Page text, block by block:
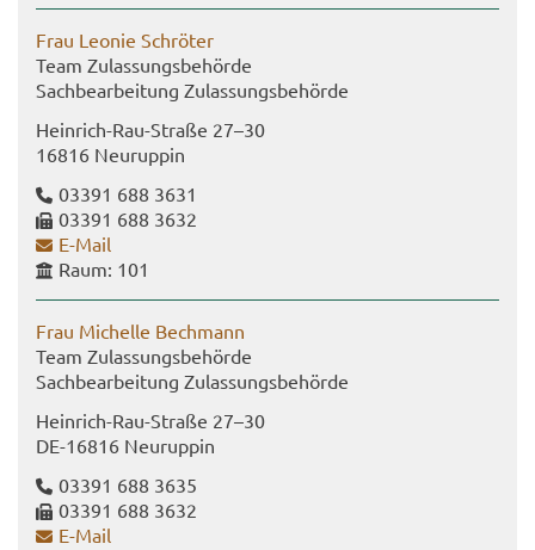
Frau Leo­nie Schrö­ter
Team Zu­las­sungs­be­hör­de
Sach­be­ar­bei­tung Zu­las­sungs­be­hör­de
Heinrich-​​Rau-​Straße 27–30
16816 Neu­rup­pin
03391 688 3631
03391 688 3632
E-​Mail
Raum: 101
Frau Mi­chel­le Bech­mann
Team Zu­las­sungs­be­hör­de
Sach­be­ar­bei­tung Zu­las­sungs­be­hör­de
Heinrich-​Rau-Straße 27–30
DE-​16816 Neu­rup­pin
03391 688 3635
03391 688 3632
E-​Mail